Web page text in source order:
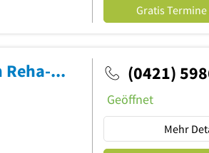
Gratis
BG Unfallambulanz und Rehazentrum Bremen Reha-Zentrum am Airport Bremen (0421)
Geöffnet
Mehr